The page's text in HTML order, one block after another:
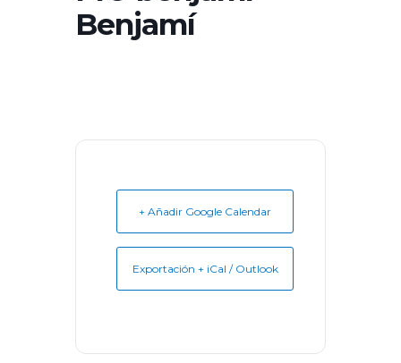
Benjamí
+ Añadir Google Calendar
Exportación + iCal / Outlook